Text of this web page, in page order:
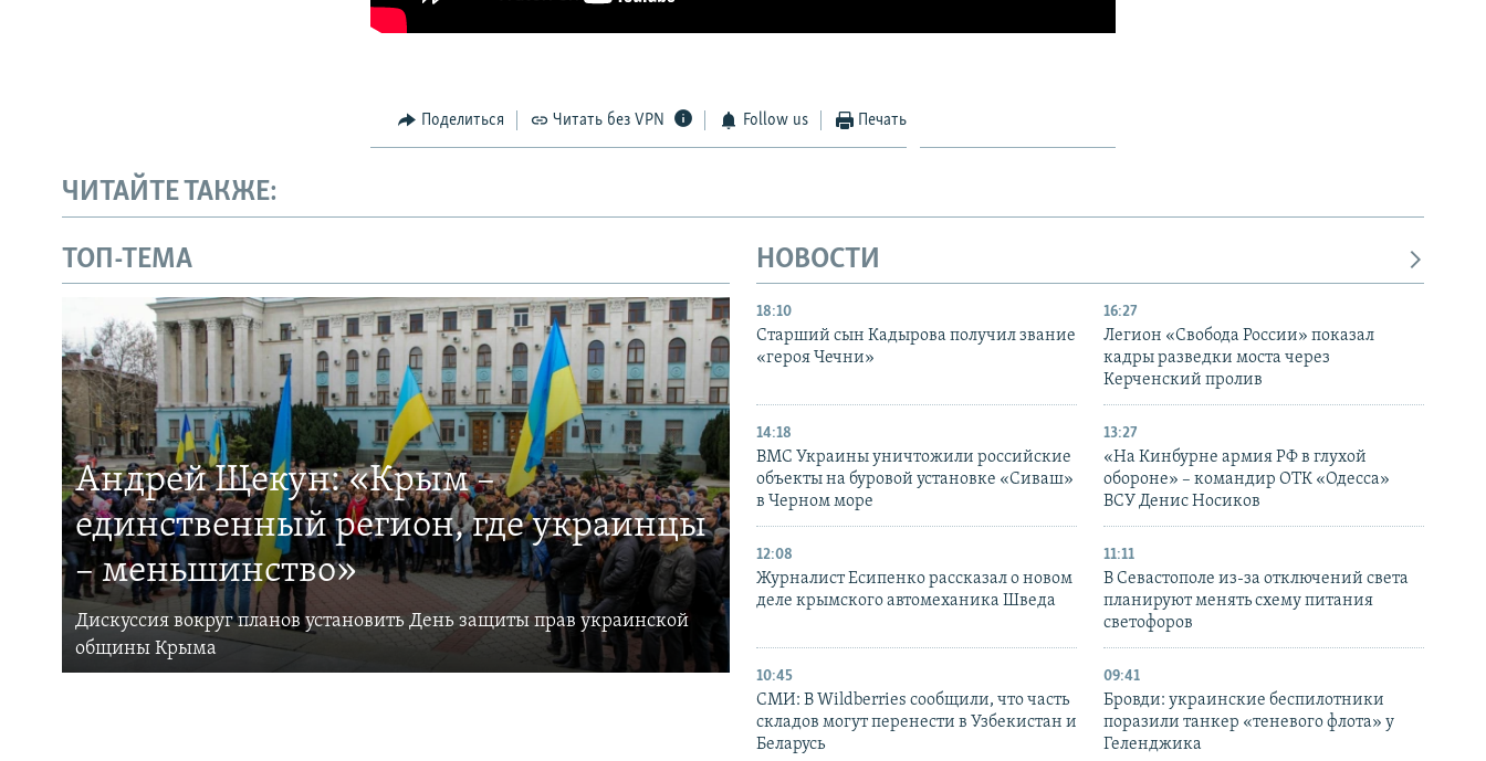
Поделиться Читать без VPN Follow us Печать
ЧИТАЙТЕ ТАКЖЕ:
ТОП-ТЕМА
Андрей Щекун: «Крым –
единственный регион, где украинцы
– меньшинство»
Дискуссия вокруг планов установить День защиты прав украинской
общины Крыма
НОВОСТИ
18:10
Старший сын Кадырова получил звание
«героя Чечни»
16:27
Легион «Свобода России» показал
кадры разведки моста через
Керченский пролив
14:18
ВМС Украины уничтожили российские
объекты на буровой установке «Сиваш»
в Черном море
13:27
«На Кинбурне армия РФ в глухой
обороне» – командир ОТК «Одесса»
ВСУ Денис Носиков
12:08
Журналист Есипенко рассказал о новом
деле крымского автомеханика Шведа
11:11
В Севастополе из-за отключений света
планируют менять схему питания
светофоров
10:45
СМИ: В Wildberries сообщили, что часть
складов могут перенести в Узбекистан и
Беларусь
09:41
Бровди: украинские беспилотники
поразили танкер «теневого флота» у
Геленджика